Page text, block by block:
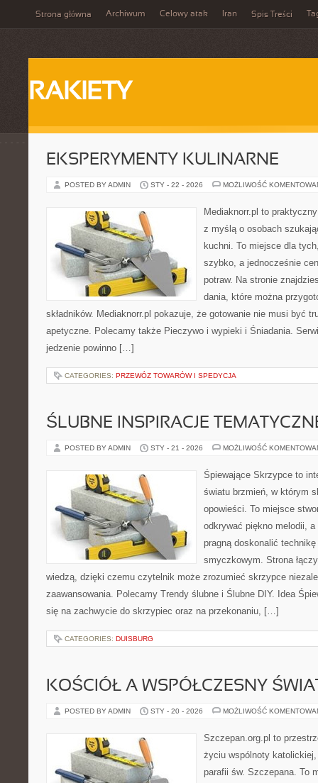
Strona główna Archiwum Celowy atak Iran Spis Treści
RAKIETY
EKSPERYMENTY KULINARNE
POSTED BY ADMIN STY - 22 - 2026 MOŻLIWOŚĆ
Mediaknorr.pl to
z myślą o osobach
kuchni. To miejsce dla
szybko, a jednocześnie
potraw. Na stronie
dania, które można
składników. Mediaknorr.pl pokazuje, że gotowanie nie musi być
apetyczne. Polecamy także Pieczywo i wypieki i Śniadania.
jedzenie powinno […]
CATEGORIES: PRZEWÓZ TOWARÓW I SPEDYCJA
ŚLUBNE INSPIRACJE
POSTED BY ADMIN STY - 21 - 2026 MOŻLIWOŚĆ
Śpiewające Skrzypce to
światu brzmień, w którym
opowieści. To miejsce
odkrywać piękno melodii,
pragną doskonalić
smyczkowym. Strona
wiedzą, dzięki czemu czytelnik może zrozumieć skrzypce
zaawansowania. Polecamy Trendy ślubne i Ślubne DIY. Idea
się na zachwycie do skrzypiec oraz na przekonaniu, […]
CATEGORIES: DUISBURG
KOŚCIÓŁ A WSPÓŁCZESNY
POSTED BY ADMIN STY - 20 - 2026 MOŻLIWOŚĆ
Szczepan.org.pl to
życiu wspólnoty
parafii św. Szczepana. To